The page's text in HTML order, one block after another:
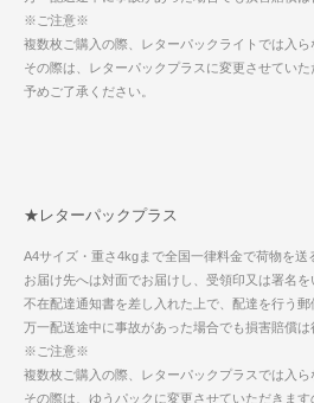
※ご注意※
複数枚ご購入の際、レターパックライトでは入ら
その際は、レターパックプラスに変更させてい
予めご了承ください。
★レターパックプラス
A4サイズ・重さ4kgまで全国一律料金で荷物を送
お届け先へは対面でお届けし、受領印又は署名を
不在配達通知書を差し入れた上で、配達を行う郵
万一配送途中に事故があった場合でも損害賠償は
※ご注意※
複数枚ご購入の際、レターパックプラスでは入ら
その際は、ゆうパックに変更させていただきます